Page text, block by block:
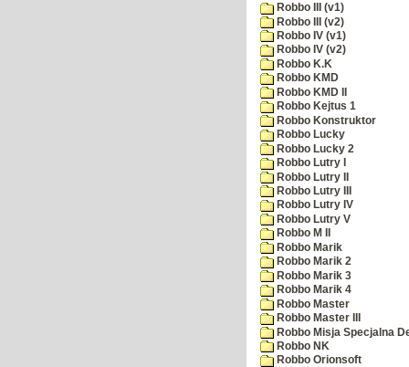
Robbo III (v1)
Robbo III (v2)
Robbo IV (v1)
Robbo IV (v2)
Robbo K.K
Robbo KMD
Robbo KMD II
Robbo Kejtus 1
Robbo Konstruktor
Robbo Lucky
Robbo Lucky 2
Robbo Lutry I
Robbo Lutry II
Robbo Lutry III
Robbo Lutry IV
Robbo Lutry V
Robbo M II
Robbo Marik
Robbo Marik 2
Robbo Marik 3
Robbo Marik 4
Robbo Master
Robbo Master III
Robbo Misja Specjalna
Robbo NK
Robbo Orionsoft